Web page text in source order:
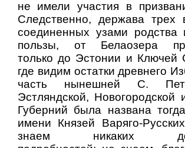
не имели участия в
Следственно, держава трех
соединенных узами родства
пользы, от Белаозера
только до Эстонии и Ключей
где видим остатки древнего
часть нынешней С.
Эстляндской, Новогородской
Губерний была названа
имени Князей Варяго-
знаем никаких